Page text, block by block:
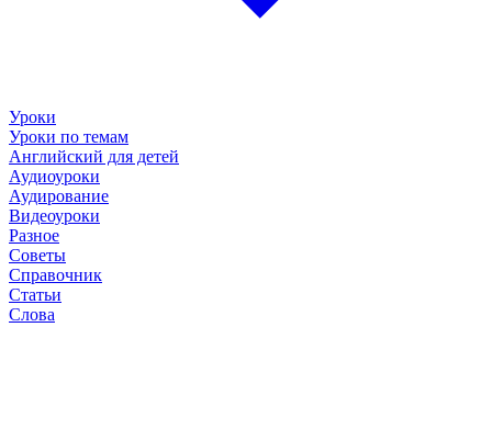
Уроки
Уроки по темам
Английский для детей
Аудиоуроки
Аудирование
Видеоуроки
Разное
Советы
Справочник
Статьи
Слова